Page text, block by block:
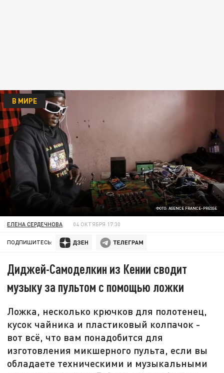
ФОТО: AGENCE FRANCE-PRESSE
В МИРЕ
ЕЛЕНА СЕРДЕЧНОВА 04 ОКТЯБРЯ 17:30
ПОДПИШИТЕСЬ:
Диджей-Самоделкин из Кении сводит
музыку за пультом с помощью ложки
Ложка, несколько крючков для полотенец,
кусок чайника и пластиковый колпачок -
вот всё, что вам понадобится для
изготовления микшерного пульта, если вы
обладаете техническими и музыкальными